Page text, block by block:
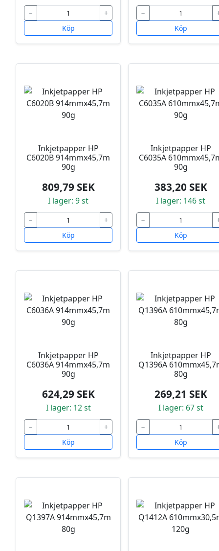
−
+
Köp
−
Köp
Inkjetpapper HP
C6020B 914mmx45,7m
90g
809,79 SEK
I lager: 9 st
−
+
Köp
Inkjetpapper HP
C6035A
90g
383,20 SEK
I lager: 146 st
−
Köp
Inkjetpapper HP
C6036A 914mmx45,7m
90g
624,29 SEK
I lager: 12 st
−
+
Köp
Inkjetpapper HP
Q1396A
80g
269,21 SEK
I lager: 67 st
−
Köp